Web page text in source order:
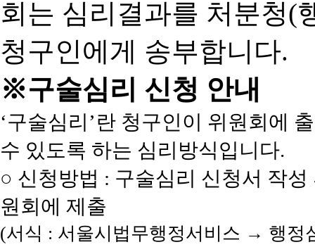
회는 심리결과를 처분청(
청구인에게 송부합니다.
※구술심리 신청 안내
‘구술심리’란 청구인이 위원회에
수 있도록 하는 심리방식입니다.
○ 신청방법 : 구술심리 신청서 작
원회에 제출
(서식 : 서울시법무행정서비스 → 행